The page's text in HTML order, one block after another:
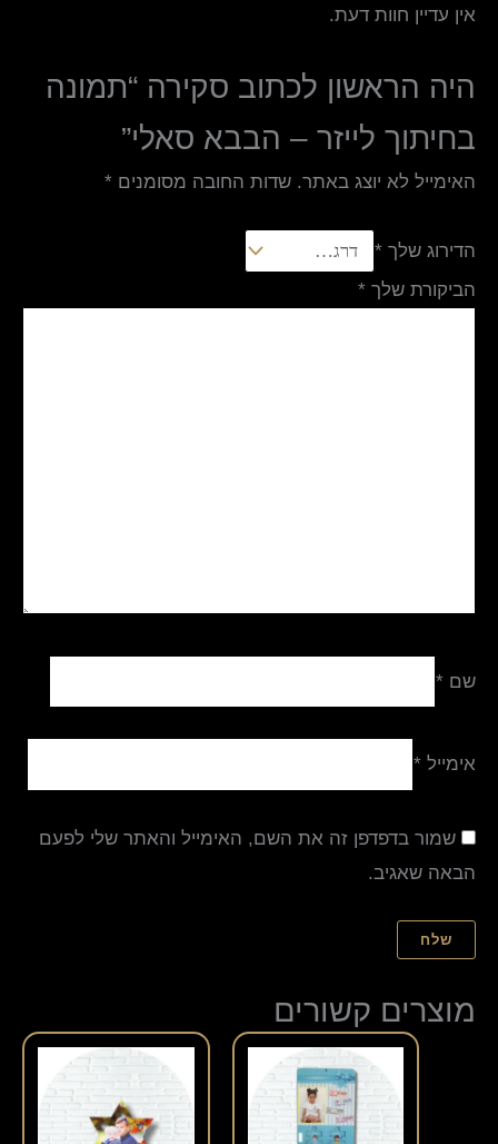
אין עדיין חוות דעת.
היה הראשון לכתוב סקירה “תמונה
בחיתוך לייזר – הבבא סאלי”
האימייל לא יוצג באתר. שדות החובה מסומנים *
הדירוג שלך *
הביקורת שלך *
שם *
אימייל *
שמור בדפדפן זה את השם, האימייל והאתר שלי לפעם
הבאה שאגיב.
מוצרים קשורים